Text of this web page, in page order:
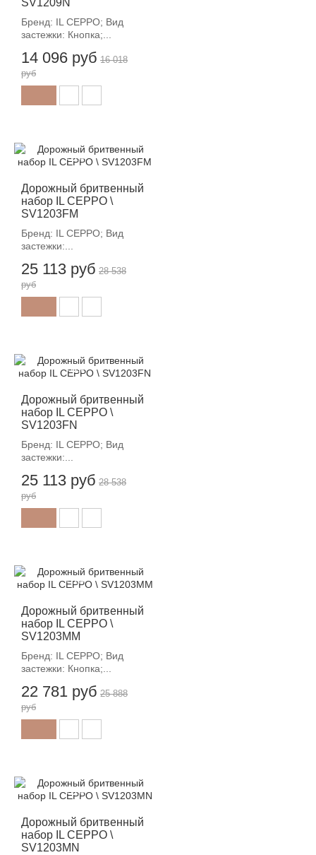
SV1209N
Бренд: IL CEPPO; Вид
застежки: Кнопка;...
14 096 руб 16 018
руб
Дорожный бритвенный
набор IL CEPPO \
SV1203FM
Бренд: IL CEPPO; Вид
застежки:...
25 113 руб
-12%
28 538
руб
Дорожный бритвенный
набор IL CEPPO \
SV1203FN
Бренд: IL CEPPO; Вид
застежки:...
25 113 руб
-12%
28 538
руб
Дорожный бритвенный
набор IL CEPPO \
SV1203MM
Бренд: IL CEPPO; Вид
застежки: Кнопка;...
22 781 руб
-12%
25 888
руб
Дорожный бритвенный
набор IL CEPPO \
SV1203MN
-12%